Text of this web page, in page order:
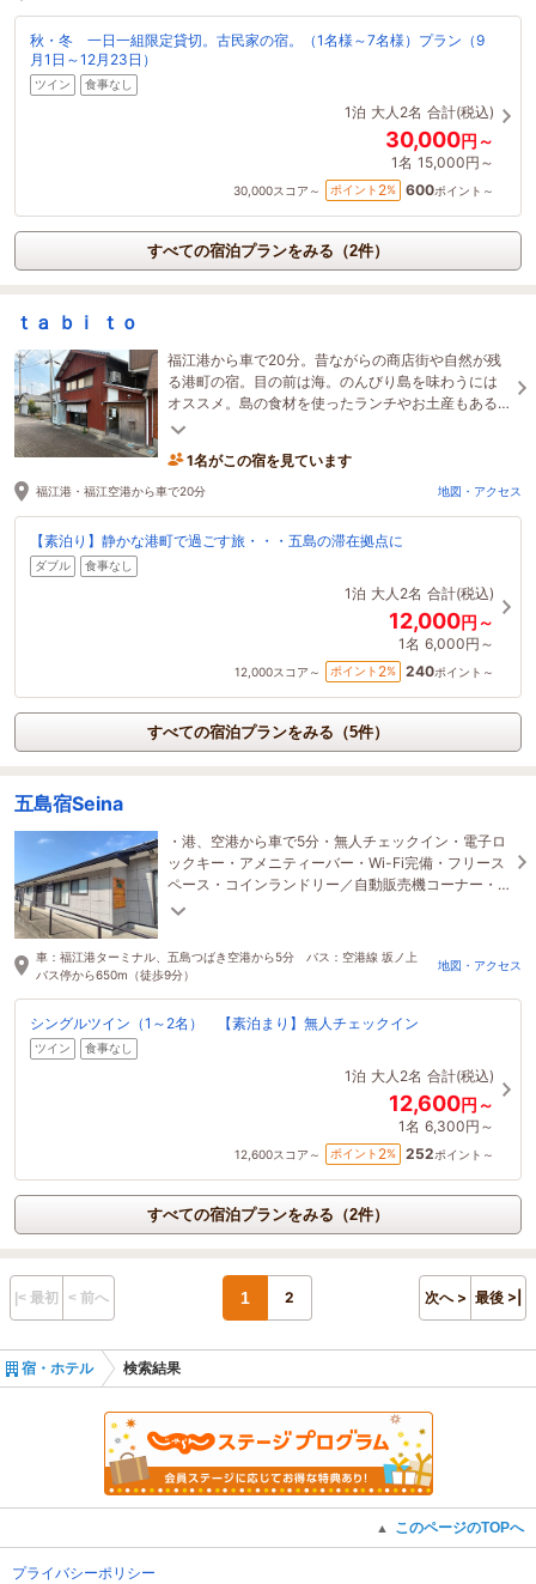
秋・冬 一日一組限定貸切。古民家の宿。（1名様～7名様）プラン（9
月1日～12月23日）
ツイン 食事なし
1泊 大人2名 合計(税込)
30,000円～
1名 15,000円～
30,000スコア～ ポイント 2% 600ポイント～
すべての宿泊プランをみる（2件）
ｔａ ｂｉ ｔｏ
福江港から車で20分。昔ながらの商店街や自然が残
る港町の宿。目の前は海。のんびり島を味わうには
オススメ。島の食材を使ったランチやお土産もある
カフェまで徒歩30秒。近くにはお食事処やコンビニ
1名がこの宿を見ています
福江港・福江空港から車で20分 地図・アクセス
【素泊り】静かな港町で過ごす旅・・・五島の滞在拠点に
ダブル 食事なし
1泊 大人2名 合計(税込)
12,000円～
1名 6,000円～
12,000スコア～ ポイント 2% 240ポイント～
すべての宿泊プランをみる（5件）
五島宿Seina
・港、空港から車で5分・無人チェックイン・電子ロ
ックキー・アメニティーバー・Wi-Fi完備・フリース
ペース・コインランドリー／自動販売機コーナー・
九州初の浴槽！bathtope(バストープ)導入
車：福江港ターミナル、五島つばき空港から5分 バス：空港線 坂ノ上
バス停から650m（徒歩9分）
地図・アクセス
シングルツイン（1～2名） 【素泊まり】無人チェックイン
ツイン 食事なし
1泊 大人2名 合計(税込)
12,600円～
1名 6,300円～
12,600スコア～ ポイント 2% 252ポイント～
すべての宿泊プランをみる（2件）
|< 最初 < 前へ 1 2 次へ > 最後 >|
宿・ホテル 検索結果
▲ このページのTOPへ
プライバシーポリシー